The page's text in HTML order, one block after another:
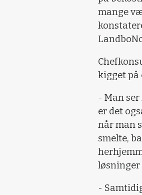
mange
kigget på
- Man
er det
når man
smelte,
løsninger
-